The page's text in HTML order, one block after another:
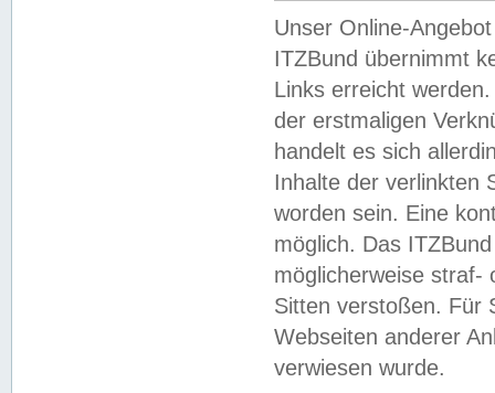
Unser Online-
ITZBund übernimmt
Links erreicht
der erstmaligen
handelt es sich
Inhalte der verlinkten
worden sein. Eine
möglich. Das
möglicherweise straf-
Sitten verstoßen. Für
Webseiten anderer
verwiesen wurde.